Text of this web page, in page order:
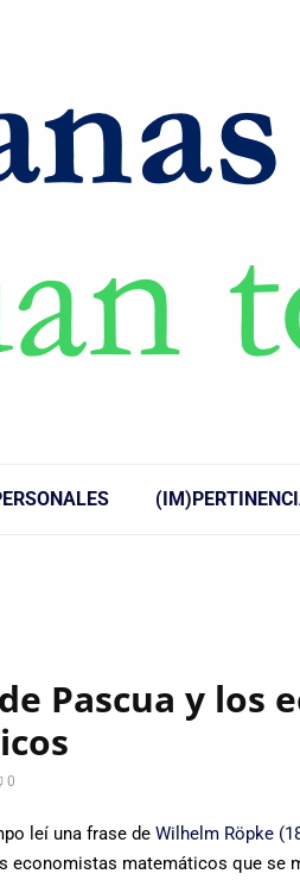
Pascua y los
0
leí una frase de Wilhelm Röpke
economistas matemáticos que se